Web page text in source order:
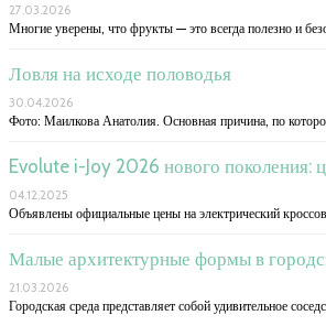
27.03.2026
Многие уверены, что фрукты — это всегда полезно и
Ловля на исходе половодья
30.04.2026
Фото: Маилкова Анатолия. Основная причина, по
Evolute i-Joy 2026 нового поколения:
04.12.2025
Объявлены официальные цены на электрический
Малые архитектурные формы в
21.03.2026
Городская среда представляет собой удивительное